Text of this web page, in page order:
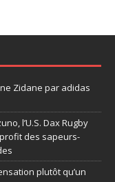
Zidane par adidas
l’U.S. Dax Rugby
des sapeurs-
plutôt qu’un